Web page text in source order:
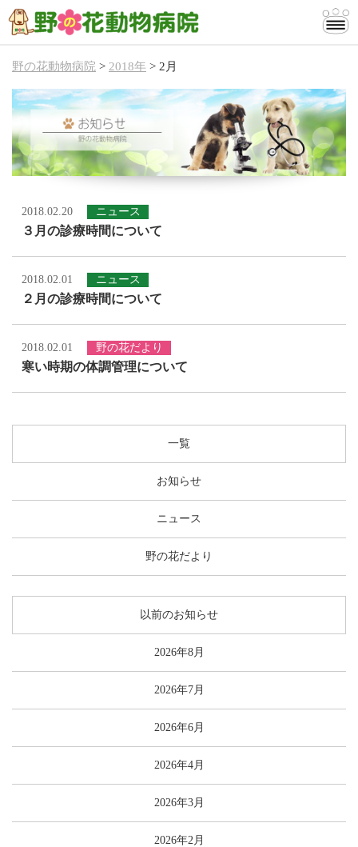
当院のご案内
お知らせ
お問い合わせ
野の花動物病院 > 2018年 > 2月
2018.02.20 ニュース
３月の診療時間について
2018.02.01 ニュース
２月の診療時間について
2018.02.01 野の花だより
寒い時期の体調管理について
一覧
お知らせ
ニュース
野の花だより
以前のお知らせ
2026年8月
2026年7月
2026年6月
2026年4月
2026年3月
2026年2月